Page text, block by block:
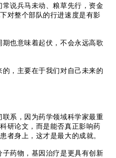
说兵马未动、粮草先行，资金
对整个部队的行进速度是有影
也意味着起伏，不会永远高歌
，主要在于我们对自己未来的
联系，因为药学领域科学家最重
研论文，而是能否真正影响药
者身上，这才是最大的成就。
子药物，基因治疗是更具有创新